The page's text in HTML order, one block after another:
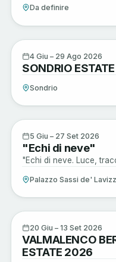
Da definire
Musica e Spettacoli
4 Giu – 29 Ago 2026
SONDRIO ESTATE
Sondrio
Arte e Cultura
5 Giu – 27 Set 2026
"Echi di neve"
"Echi di neve. Luce,
Palazzo Sassi de'
Sagre e Tradizioni
20 Giu – 13 Set 2026
VALMALENCO
ESTATE 2026